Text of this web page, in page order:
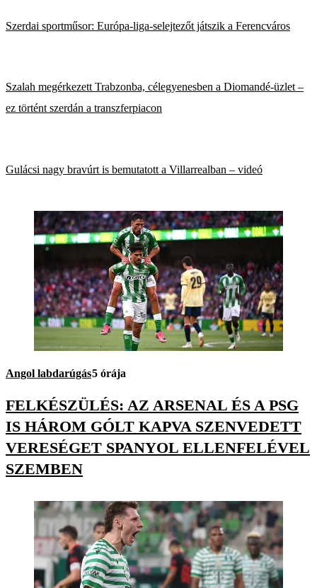
Szerdai sportműsor: Európa-liga-selejtezőt játszik a Ferencváros
Szalah megérkezett Trabzonba, célegyenesben a Diomandé-üzlet –
ez történt szerdán a transzferpiacon
Gulácsi nagy bravúrt is bemutatott a Villarrealban – videó
Angol labdarúgás5 órája
FELKÉSZÜLÉS: AZ ARSENAL ÉS A PSG
IS HÁROM GÓLT KAPVA SZENVEDETT
VERESÉGET SPANYOL ELLENFELÉVEL
SZEMBEN